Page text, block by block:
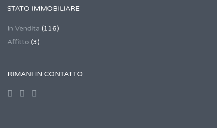
STATO IMMOBILIARE
In Vendita (116)
Affitto (3)
RIMANI IN CONTATTO